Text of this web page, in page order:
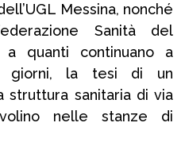
Messina, nonché
Sanità del
a quanti continuano a
giorni, la tesi di un
struttura sanitaria di via
nelle stanze di